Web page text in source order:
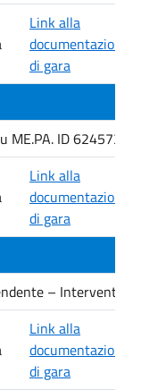
Link alla
documentazione
di gara
ME.PA. ID 6245735
Link alla
documentazione
di gara
– Interventi
Link alla
documentazione
di gara